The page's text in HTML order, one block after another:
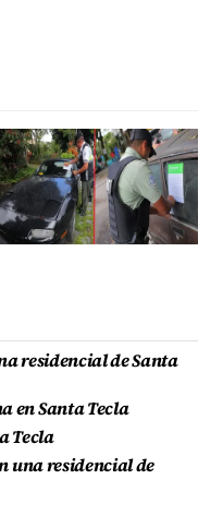
residencial de Santa
en Santa Tecla
Tecla
una residencial de